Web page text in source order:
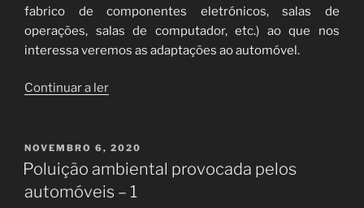
fabrico de componentes eletrónicos, salas de
operações, salas de computador, etc.) ao que nos
interessa veremos as adaptações ao automóvel.
Continuar a ler“Ar
PUBLICADO
EM
NOVEMBRO 6, 2020
Poluição ambiental provocada pelos
automóveis – 1